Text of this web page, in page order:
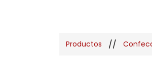
Productos //